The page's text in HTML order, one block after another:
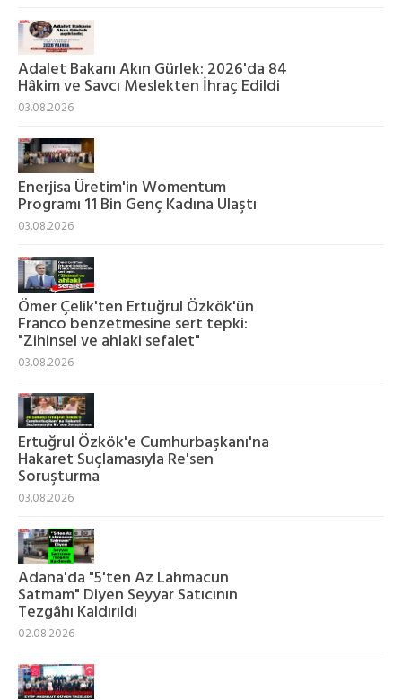
Adalet Bakanı Akın Gürlek: 2026'da 84
Hâkim ve Savcı Meslekten İhraç Edildi
03.08.2026
Enerjisa Üretim'in Womentum
Programı 11 Bin Genç Kadına Ulaştı
03.08.2026
Ömer Çelik'ten Ertuğrul Özkök'ün
Franco benzetmesine sert tepki:
"Zihinsel ve ahlaki sefalet"
03.08.2026
Ertuğrul Özkök'e Cumhurbaşkanı'na
Hakaret Suçlamasıyla Re'sen
Soruşturma
03.08.2026
Adana'da "5'ten Az Lahmacun
Satmam" Diyen Seyyar Satıcının
Tezgâhı Kaldırıldı
02.08.2026